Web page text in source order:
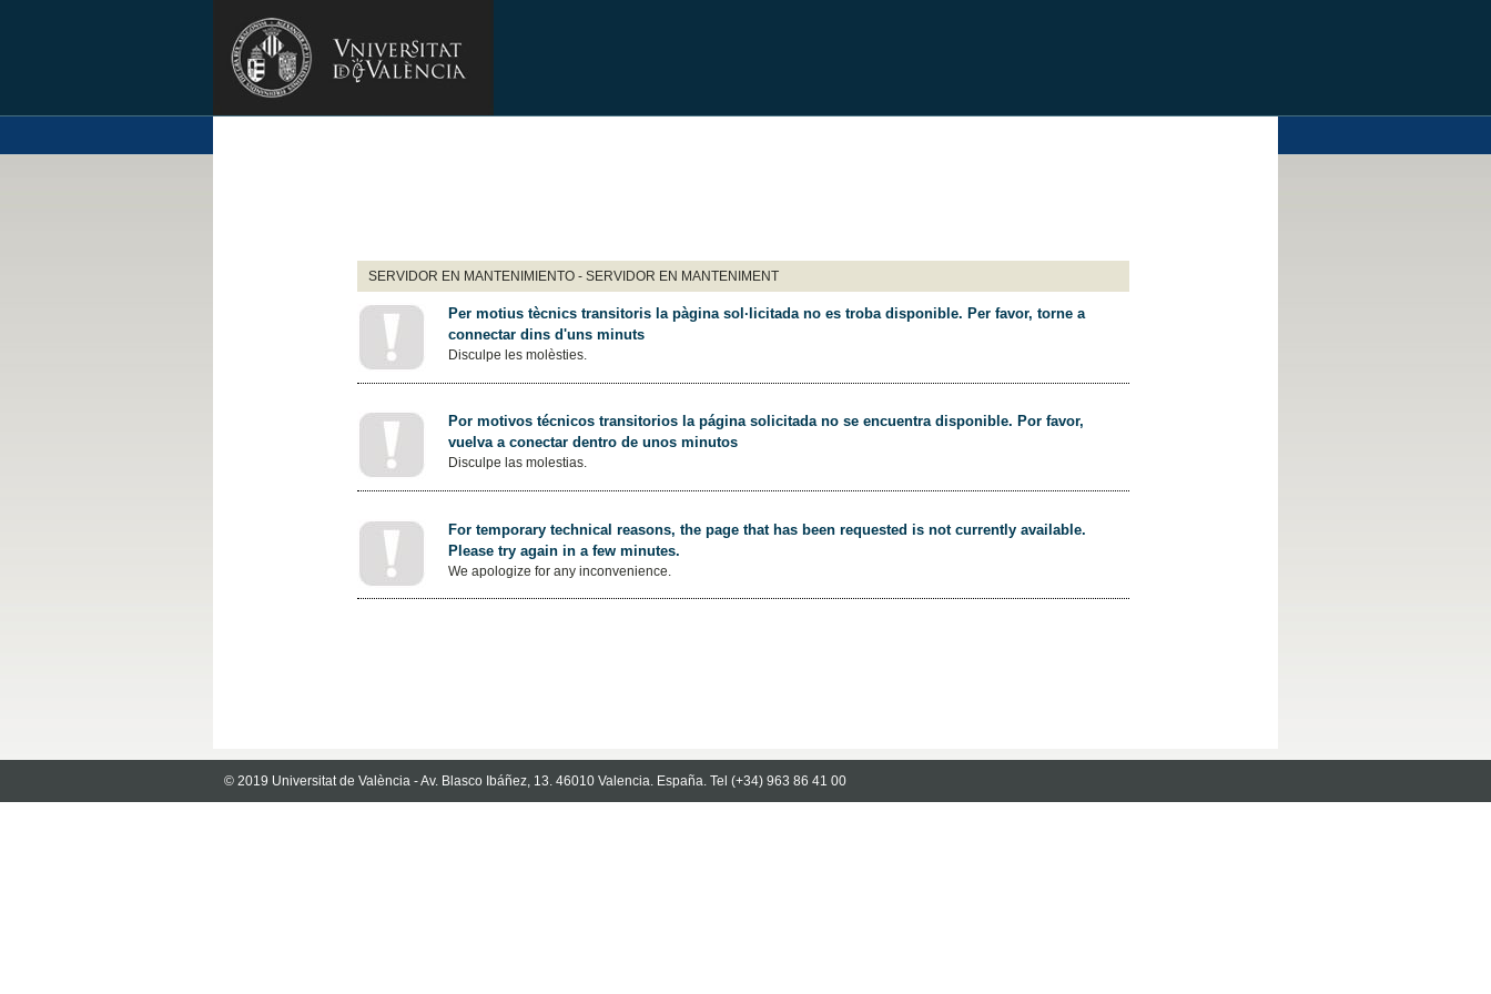
SERVIDOR EN MANTENIMIENTO - SERVIDOR EN MANTENIMENT
Per motius tècnics transitoris la pàgina sol·licitada no es troba disponible. Per favor, torne a
connectar dins d'uns minuts
Disculpe les molèsties.
Por motivos técnicos transitorios la página solicitada no se encuentra disponible. Por favor,
vuelva a conectar dentro de unos minutos
Disculpe las molestias.
For temporary technical reasons, the page that has been requested is not currently available.
Please try again in a few minutes.
We apologize for any inconvenience.
© 2019 Universitat de València - Av. Blasco Ibáñez, 13. 46010 Valencia. España. Tel (+34) 963 86 41 00